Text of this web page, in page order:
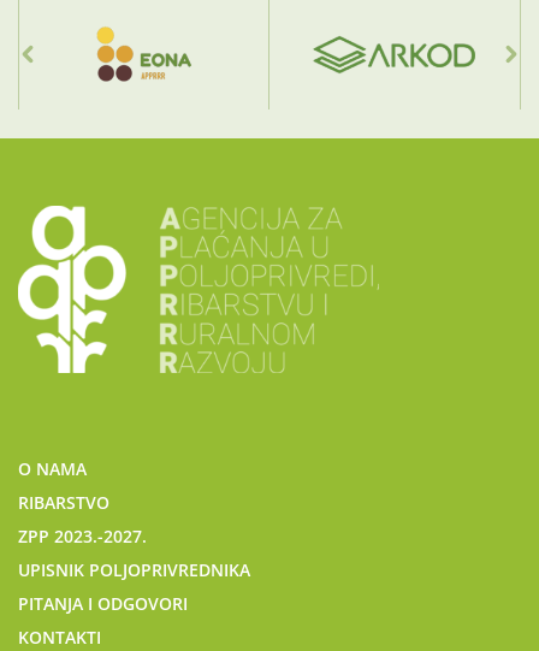
O NAMA
RIBARSTVO
ZPP 2023.-2027.
UPISNIK POLJOPRIVREDNIKA
PITANJA I ODGOVORI
KONTAKTI